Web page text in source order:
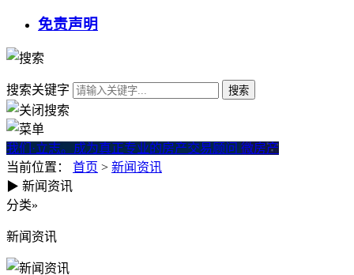
免责声明
搜索关键字
我们·立志。成为真正专业的房产交易顾问 微房产
当前位置： 首页 > 新闻资讯
门窗十大品牌怎么选？2026高
▶ 新闻资讯
分类»
新闻资讯